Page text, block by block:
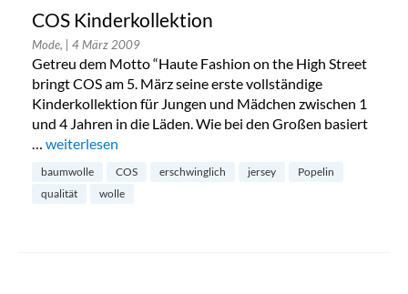
COS Kinderkollektion
Mode, | 4 März 2009
Getreu dem Motto “Haute Fashion on the High Street
bringt COS am 5. März seine erste vollständige
Kinderkollektion für Jungen und Mädchen zwischen 1
und 4 Jahren in die Läden. Wie bei den Großen basiert
… „COS Kinderkollektion“
weiterlesen
baumwolle COS erschwinglich jersey
Popelin
qualität
wolle